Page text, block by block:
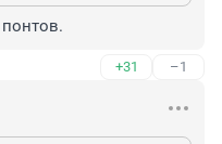
+31 –1